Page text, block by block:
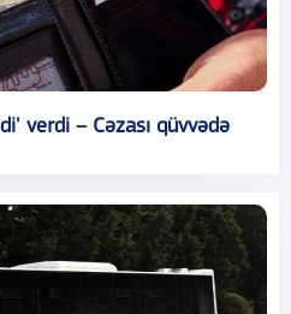
verdi – Cəzası qüvvədə